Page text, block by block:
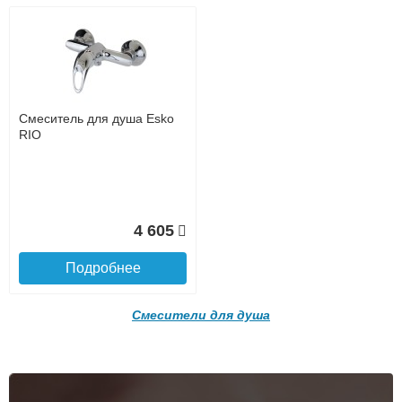
Интернет-деньгами (Yandex-деньги, Web-money,
Qiwi-кошельки и другие).
Безналичный расчёт (возможно и с НДС)
подробнее...
Смеситель для душа Esko
RIO
4 605
Подробнее
Смесители для душа